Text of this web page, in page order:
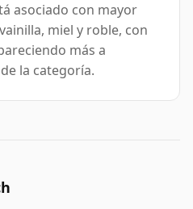
asociado con mayor
miel y roble, con
más a
la categoría.